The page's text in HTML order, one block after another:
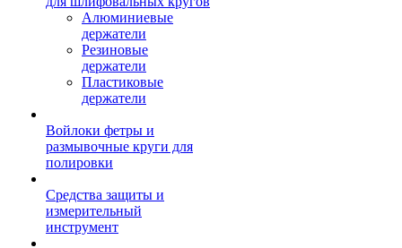
Алюминиевые
держатели
Резиновые
держатели
Пластиковые
держатели
Войлоки фетры и
размывочные круги для
полировки
Средства защиты и
измерительный
инструмент